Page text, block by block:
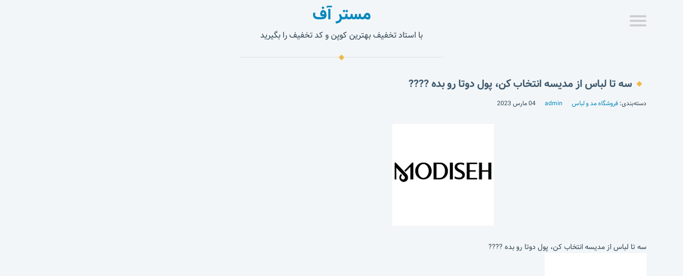
مستر آف
با استاد تخفیف بهترین کوپن و کد تخفیف را بگیرید
سه تا لباس از مدیسه انتخاب کن، پول دوتا رو بده ????
دسته‌بندی: فروشگاه مد و لباس admin 04 مارس 2023
سه تا لباس از مدیسه انتخاب کن، پول دوتا رو بده ????